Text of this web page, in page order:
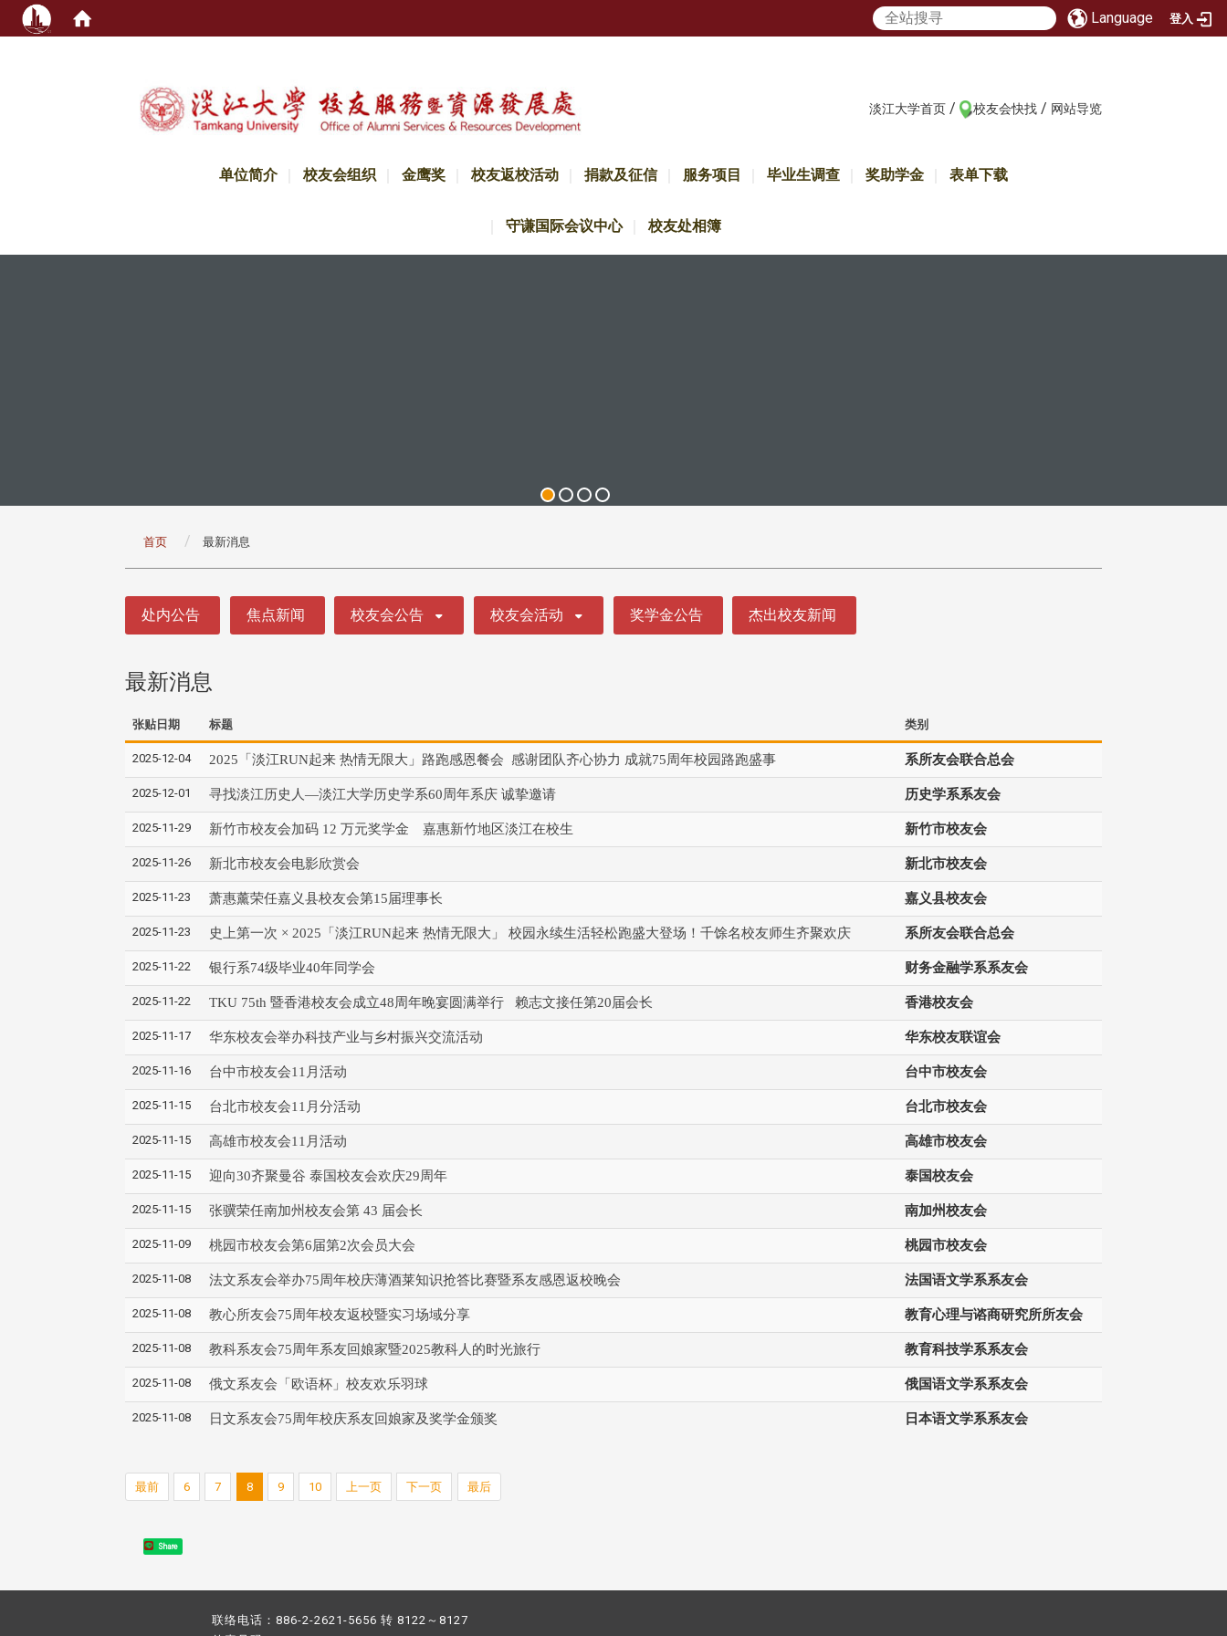
Language 登入
淡江大学首页 / 校友会快找 / 网站导览
单位简介 校友会组织 金鹰奖 校友返校活动 捐款及征信 服务项目 毕业生调查 奖助学金 表单下载
守谦国际会议中心 校友处相簿
首页 最新消息
处内公告 焦点新闻 校友会公告 校友会活动 奖学金公告 杰出校友新闻
最新消息
张贴日期 标题 类别
2025-12-04 2025「淡江RUN起来 热情无限大」路跑感恩餐会 感谢团队齐心协力 成就75周年校园路跑盛事 系所友会联合总会
2025-12-01 寻找淡江历史人—淡江大学历史学系60周年系庆 诚挚邀请 历史学系系友会
2025-11-29 新竹市校友会加码 12 万元奖学金 嘉惠新竹地区淡江在校生 新竹市校友会
2025-11-26 新北市校友会电影欣赏会 新北市校友会
2025-11-23 萧惠薰荣任嘉义县校友会第15届理事长 嘉义县校友会
2025-11-23 史上第一次 × 2025「淡江RUN起来 热情无限大」 校园永续生活轻松跑盛大登场！千馀名校友师生齐聚欢庆 系所友会联合总会
2025-11-22 银行系74级毕业40年同学会 财务金融学系系友会
2025-11-22 TKU 75th 暨香港校友会成立48周年晚宴圆满举行 赖志文接任第20届会长 香港校友会
2025-11-17 华东校友会举办科技产业与乡村振兴交流活动 华东校友联谊会
2025-11-16 台中市校友会11月活动 台中市校友会
2025-11-15 台北市校友会11月分活动 台北市校友会
2025-11-15 高雄市校友会11月活动 高雄市校友会
2025-11-15 迎向30齐聚曼谷 泰国校友会欢庆29周年 泰国校友会
2025-11-15 张骥荣任南加州校友会第 43 届会长 南加州校友会
2025-11-09 桃园市校友会第6届第2次会员大会 桃园市校友会
2025-11-08 法文系友会举办75周年校庆薄酒莱知识抢答比赛暨系友感恩返校晚会 法国语文学系系友会
2025-11-08 教心所友会75周年校友返校暨实习场域分享 教育心理与谘商研究所所友会
2025-11-08 教科系友会75周年系友回娘家暨2025教科人的时光旅行 教育科技学系系友会
2025-11-08 俄文系友会「欧语杯」校友欢乐羽球 俄国语文学系系友会
2025-11-08 日文系友会75周年校庆系友回娘家及奖学金颁奖 日本语文学系系友会
最前 6 7 8 9 10 上一页 下一页 最后
Share
联络电话：886-2-2621-5656 转 8122～8127